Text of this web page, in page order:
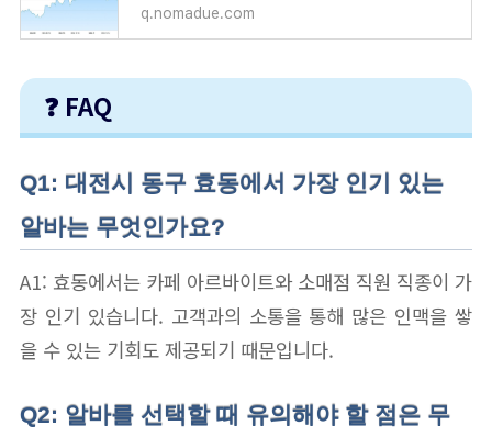
q.nomadue.com
❓ FAQ
Q1: 대전시 동구 효동에서 가장 인기 있는
알바는 무엇인가요?
A1: 효동에서는 카페 아르바이트와 소매점 직원 직종이 가
장 인기 있습니다. 고객과의 소통을 통해 많은 인맥을 쌓
을 수 있는 기회도 제공되기 때문입니다.
Q2: 알바를 선택할 때 유의해야 할 점은 무